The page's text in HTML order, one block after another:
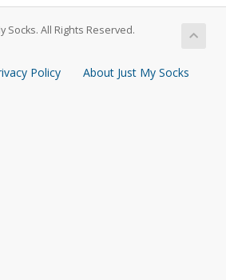
Socks. All Rights Reserved.
Policy About Just My Socks